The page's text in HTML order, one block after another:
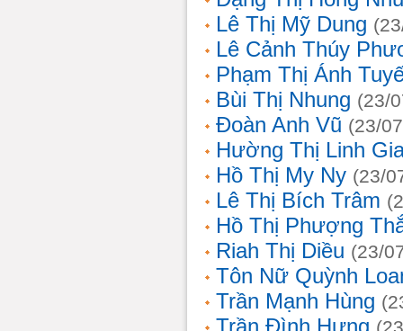
Lê Thị Mỹ Dung
Lê Cảnh Thúy
Phạm Thị Ánh
Bùi Thị Nhung (23/
Đoàn Anh Vũ (23/
Hường Thị Linh
Hồ Thị My Ny (23/
Lê Thị Bích Trâm
Hồ Thị Phượng
Riah Thị Diều (23/
Tôn Nữ Quỳnh
Trần Mạnh Hùng
Trần Đình Hưng